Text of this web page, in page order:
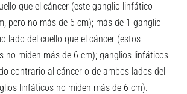
que el cáncer (este ganglio linfático
pero no más de 6 cm); más de 1 ganglio
lado del cuello que el cáncer (estos
no miden más de 6 cm); ganglios linfáticos
contrario al cáncer o de ambos lados del
linfáticos no miden más de 6 cm).